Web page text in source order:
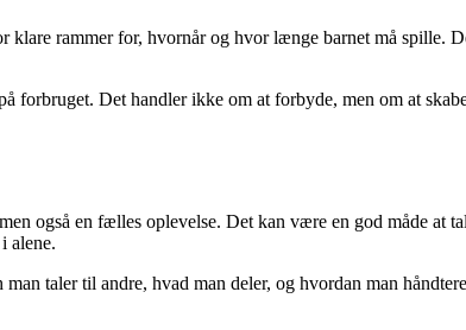
rammer for, hvornår og hvor længe barnet må spille.
forbruget. Det handler ikke om at forbyde, men om at
også en fælles oplevelse. Det kan være en god måde at
alene.
taler til andre, hvad man deler, og hvordan man